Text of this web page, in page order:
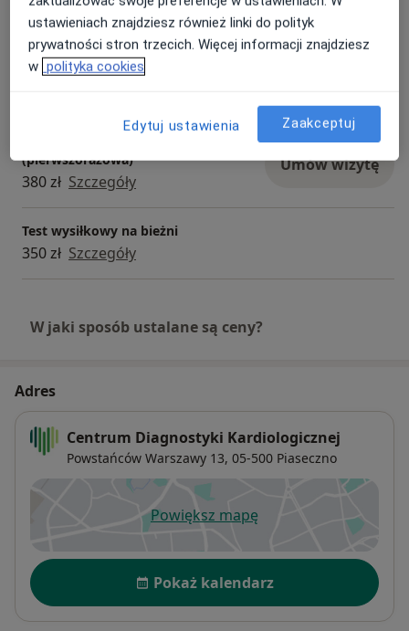
300 zł Szczegóły
Konsultacja kardiologiczna (kolejna
wizyta)
(pierwszorazowa)
380 zł Szczegóły
Umów wizytę
Test wysiłkowy na bieżni
350 zł Szczegóły
W jaki sposób ustalane są ceny?
Adres
Centrum Diagnostyki Kardiologicznej
Powstańców Warszawy 13, 05-500 Piaseczno
Powiększ mapęotwiera się w nowej karcie
Dostępność
Pokaż kalendarz
ustawieniach znajdziesz również linki do polityk
prywatności stron trzecich. Więcej informacji znajdziesz
w polityka cookies
Edytuj ustawienia Zaakceptuj